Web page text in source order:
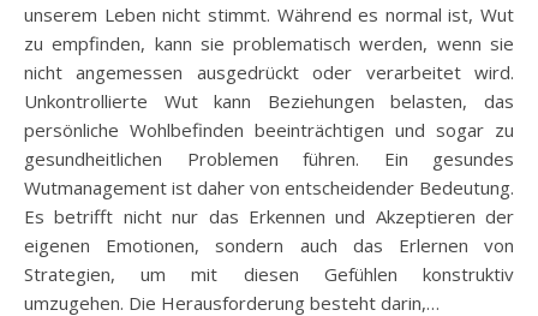
unserem Leben nicht stimmt. Während es normal ist, Wut
zu empfinden, kann sie problematisch werden, wenn sie
nicht angemessen ausgedrückt oder verarbeitet wird.
Unkontrollierte Wut kann Beziehungen belasten, das
persönliche Wohlbefinden beeinträchtigen und sogar zu
gesundheitlichen Problemen führen. Ein gesundes
Wutmanagement ist daher von entscheidender Bedeutung.
Es betrifft nicht nur das Erkennen und Akzeptieren der
eigenen Emotionen, sondern auch das Erlernen von
Strategien, um mit diesen Gefühlen konstruktiv
umzugehen. Die Herausforderung besteht darin,…